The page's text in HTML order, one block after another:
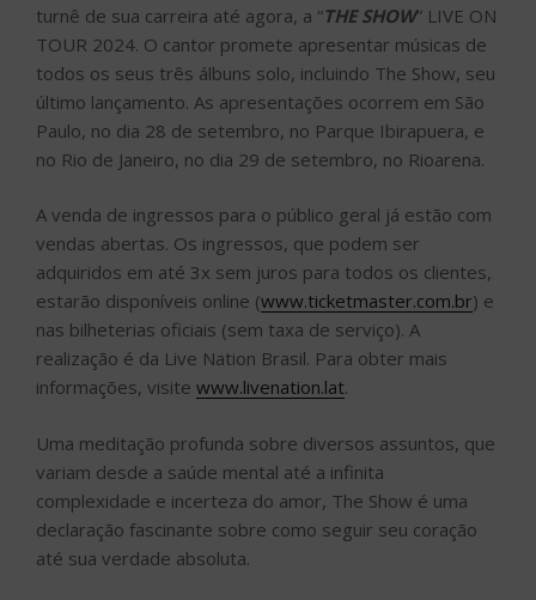
turnê de sua carreira até agora, a “THE SHOW” LIVE ON
TOUR 2024. O cantor promete apresentar músicas de
todos os seus três álbuns solo, incluindo The Show, seu
último lançamento. As apresentações ocorrem em São
Paulo, no dia 28 de setembro, no Parque Ibirapuera, e
no Rio de Janeiro, no dia 29 de setembro, no Rioarena.
A venda de ingressos para o público geral já estão com
vendas abertas. Os ingressos, que podem ser
adquiridos em até 3x sem juros para todos os clientes,
estarão disponíveis online (www.ticketmaster.com.br) e
nas bilheterias oficiais (sem taxa de serviço). A
realização é da Live Nation Brasil. Para obter mais
informações, visite www.livenation.lat.
Uma meditação profunda sobre diversos assuntos, que
variam desde a saúde mental até a infinita
complexidade e incerteza do amor, The Show é uma
declaração fascinante sobre como seguir seu coração
até sua verdade absoluta.